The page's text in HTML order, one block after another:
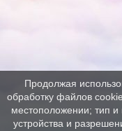
Продолжая
обработку файлов
местоположении; тип
устройства и